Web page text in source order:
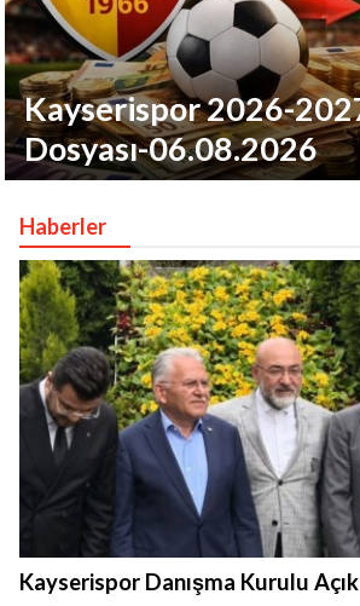
Kayserispor 2026-
Dosyası-06.08.2026
Haberler
Kayserispor Danışma Kurulu